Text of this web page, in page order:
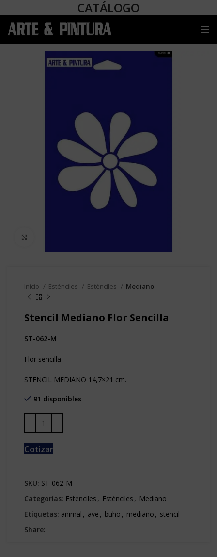
CATÁLOGO
Inicio Esténciles Esténciles Mediano
Stencil Mediano Flor Sencilla
ST-062-M
Flor sencilla
STENCIL MEDIANO 14,7×21 cm.
91 disponibles
Cotizar
SKU: ST-062-M
Categorías: Esténciles , Esténciles , Mediano
Etiquetas: animal , ave , buho , mediano , stencil
Share: